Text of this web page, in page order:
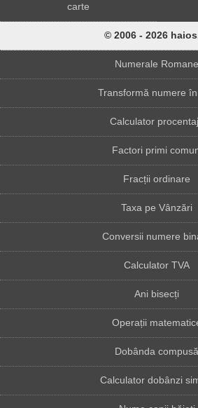
carte
© 2006 - 2026
Numerale Romane
Transformă numere
Calculator
Factori primi
Fracții ordinare
Taxa pe Vânzări
Conversii numere
Calculator TVA
Ani bisecți
Operații
Dobânda compusă
Calculator dobânzi